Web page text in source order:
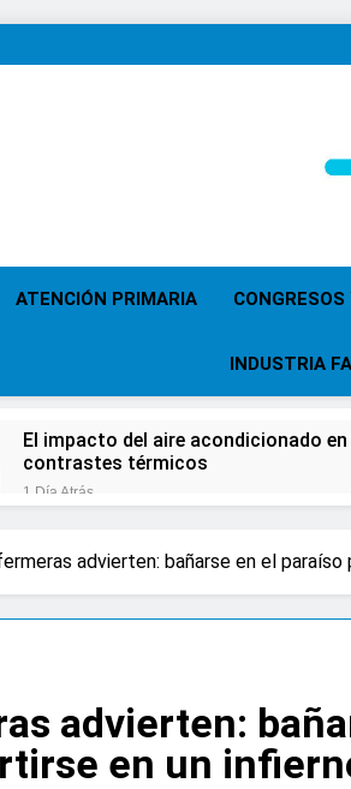
ATENCIÓN PRIMARIA
INDUSTRIA
El impacto del aire acondicionado
contrastes térmicos
1 Día Atrás
Expertos de Miranza advierten de
solo unos segundos
La presencia de una bacteria en el
4 Días Atrás
ISDIN promueve la importancia de
Minions
advierten: bañarse en el
advierten:
en un